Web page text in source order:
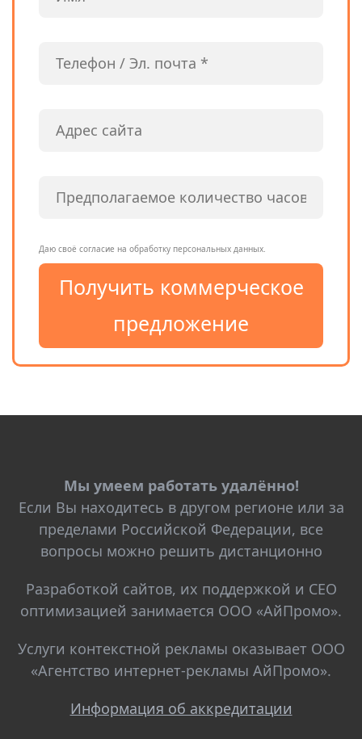
Даю своё согласие на обработку персональных данных.
Мы умеем работать удалённо!
Если Вы находитесь в другом регионе или за
пределами Российской Федерации, все
вопросы можно решить дистанционно
Разработкой сайтов, их поддержкой и СЕО
оптимизацией занимается ООО «АйПромо».
Услуги контекстной рекламы оказывает ООО
«Агентство интернет-рекламы АйПромо».
Информация об аккредитации